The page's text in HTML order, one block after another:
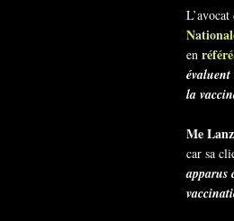
en
la
Me
car sa
apparus